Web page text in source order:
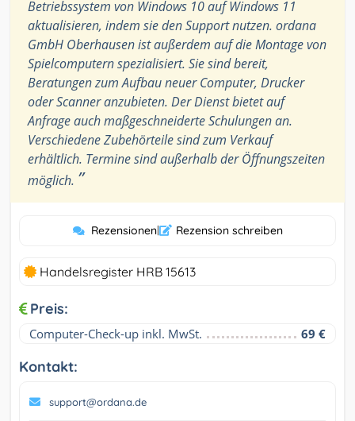
Betriebssystem von Windows 10 auf Windows 11
aktualisieren, indem sie den Support nutzen. ordana
GmbH Oberhausen ist außerdem auf die Montage von
Spielcomputern spezialisiert. Sie sind bereit,
Beratungen zum Aufbau neuer Computer, Drucker
oder Scanner anzubieten. Der Dienst bietet auf
Anfrage auch maßgeschneiderte Schulungen an.
Verschiedene Zubehörteile sind zum Verkauf
erhältlich. Termine sind außerhalb der Öffnungszeiten
möglich. ”
Rezensionen| Rezension schreiben
Handelsregister HRB 15613
Preis:
Computer-Check-up inkl. MwSt. 69 €
Kontakt:
support@ordana.de